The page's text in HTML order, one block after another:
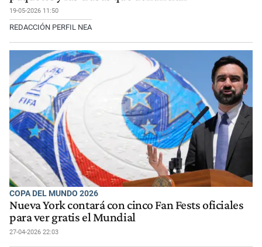
19-05-2026 11:50
REDACCIÓN PERFIL NEA
COPA DEL MUNDO 2026
Nueva York contará con cinco Fan Fests oficiales
para ver gratis el Mundial
27-04-2026 22:03